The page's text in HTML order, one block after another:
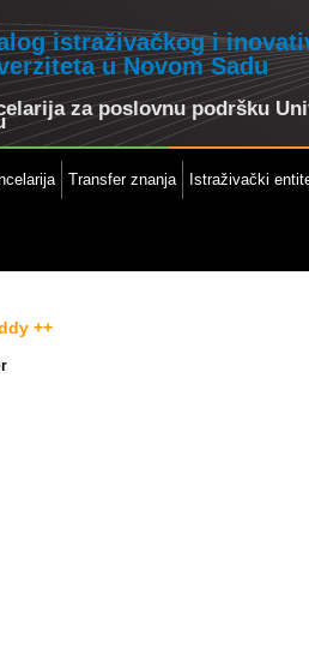
istraživačkog i
u Novom Sadu
za poslovnu podršku
Transfer znanja Istraživački
++